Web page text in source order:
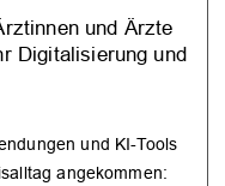
und Ärzte
Digitalisierung und
und KI-Tools
angekommen: